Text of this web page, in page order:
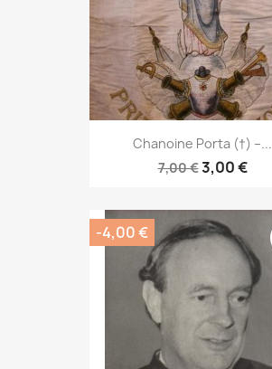
Chanoine Porta (†) –...
7,00 €3,00 €
-4,00 €